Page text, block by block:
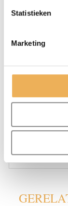
Statistieken
Marketing
deze
ik een